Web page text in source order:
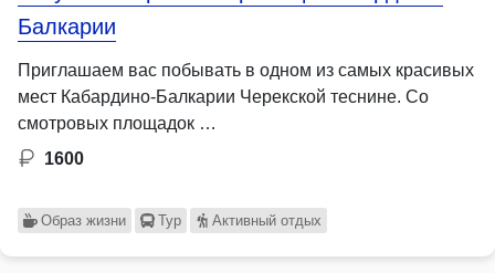
Балкарии
Приглашаем вас побывать в одном из самых красивых
мест Кабардино-Балкарии Черекской теснине. Со
смотровых площадок …
1600
Образ жизни Тур Активный отдых